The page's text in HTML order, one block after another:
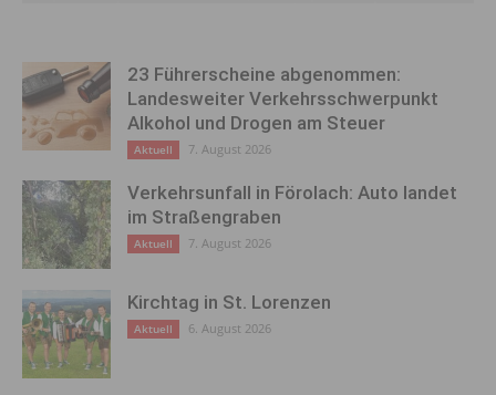
23 Führerscheine abgenommen:
Landesweiter Verkehrsschwerpunkt
Alkohol und Drogen am Steuer
Aktuell 7. August 2026
Verkehrsunfall in Förolach: Auto landet
im Straßengraben
Aktuell 7. August 2026
Kirchtag in St. Lorenzen
Aktuell 6. August 2026